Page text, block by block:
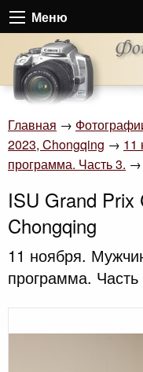
Меню
Главная →
2023, Chongqing → 11
программа. Часть 3. →
ISU Grand Prix
Chongqing
11 ноября.
программа. Часть